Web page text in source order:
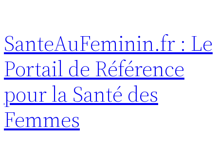
SanteAuFeminin.fr : Le
Portail de Référence
pour la Santé des
Femmes